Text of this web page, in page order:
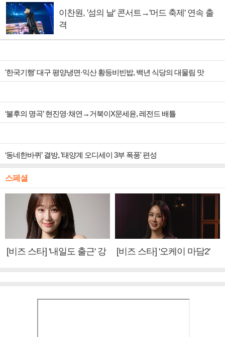
이찬원, '섬의 날' 콘서트→'머드 축제' 연속 출
격
'한국기행' 대구 평양냉면·익산 황등비빈밥, 백년 식당의 대물림 맛
‘불후의 명곡’ 현진영·채연→거북이X문세윤, 레전드 배틀
‘동네한바퀴’ 결방, '태양계 오디세이 3부 폭풍' 편성
스페셜
[비즈 스타] '내일도 출근' 강
[비즈 스타] '오케이 마담2'